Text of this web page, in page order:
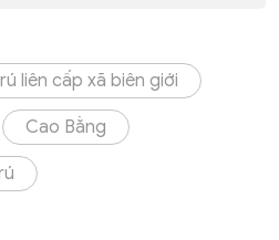
liên cấp xã biên giới
Cao Bằng